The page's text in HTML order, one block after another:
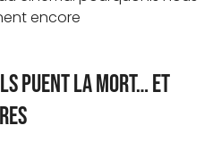
puent la mort… et